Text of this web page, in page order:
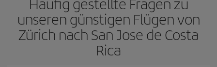
unseren günstigen Flügen von
Zürich nach San Jose de Costa
Rica